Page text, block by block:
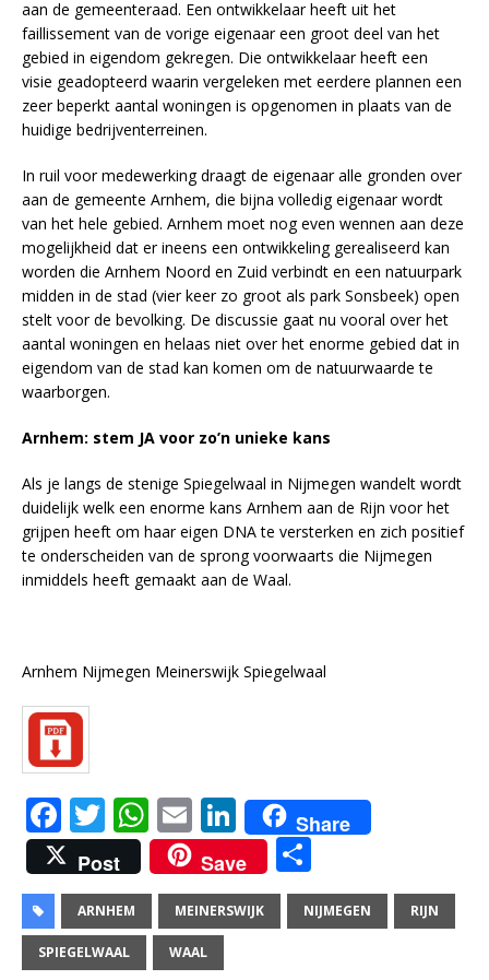
aan de gemeenteraad. Een ontwikkelaar heeft uit het
faillissement van de vorige eigenaar een groot deel van het
gebied in eigendom gekregen. Die ontwikkelaar heeft een
visie geadopteerd waarin vergeleken met eerdere plannen een
zeer beperkt aantal woningen is opgenomen in plaats van de
huidige bedrijventerreinen.
In ruil voor medewerking draagt de eigenaar alle gronden over
aan de gemeente Arnhem, die bijna volledig eigenaar wordt
van het hele gebied. Arnhem moet nog even wennen aan deze
mogelijkheid dat er ineens een ontwikkeling gerealiseerd kan
worden die Arnhem Noord en Zuid verbindt en een natuurpark
midden in de stad (vier keer zo groot als park Sonsbeek) open
stelt voor de bevolking. De discussie gaat nu vooral over het
aantal woningen en helaas niet over het enorme gebied dat in
eigendom van de stad kan komen om de natuurwaarde te
waarborgen.
Arnhem: stem JA voor zo’n unieke kans
Als je langs de stenige Spiegelwaal in Nijmegen wandelt wordt
duidelijk welk een enorme kans Arnhem aan de Rijn voor het
grijpen heeft om haar eigen DNA te versterken en zich positief
te onderscheiden van de sprong voorwaarts die Nijmegen
inmiddels heeft gemaakt aan de Waal.
Arnhem Nijmegen Meinerswijk Spiegelwaal
F
a
c
e
b
T
w
it
te
r
W
h
at
s
A
E
m
ai
l
Li
n
k
e
Share
Post
Save
el
e
ARNHEM MEINERSWIJK NIJMEGEN RIJN
SPIEGELWAAL WAAL